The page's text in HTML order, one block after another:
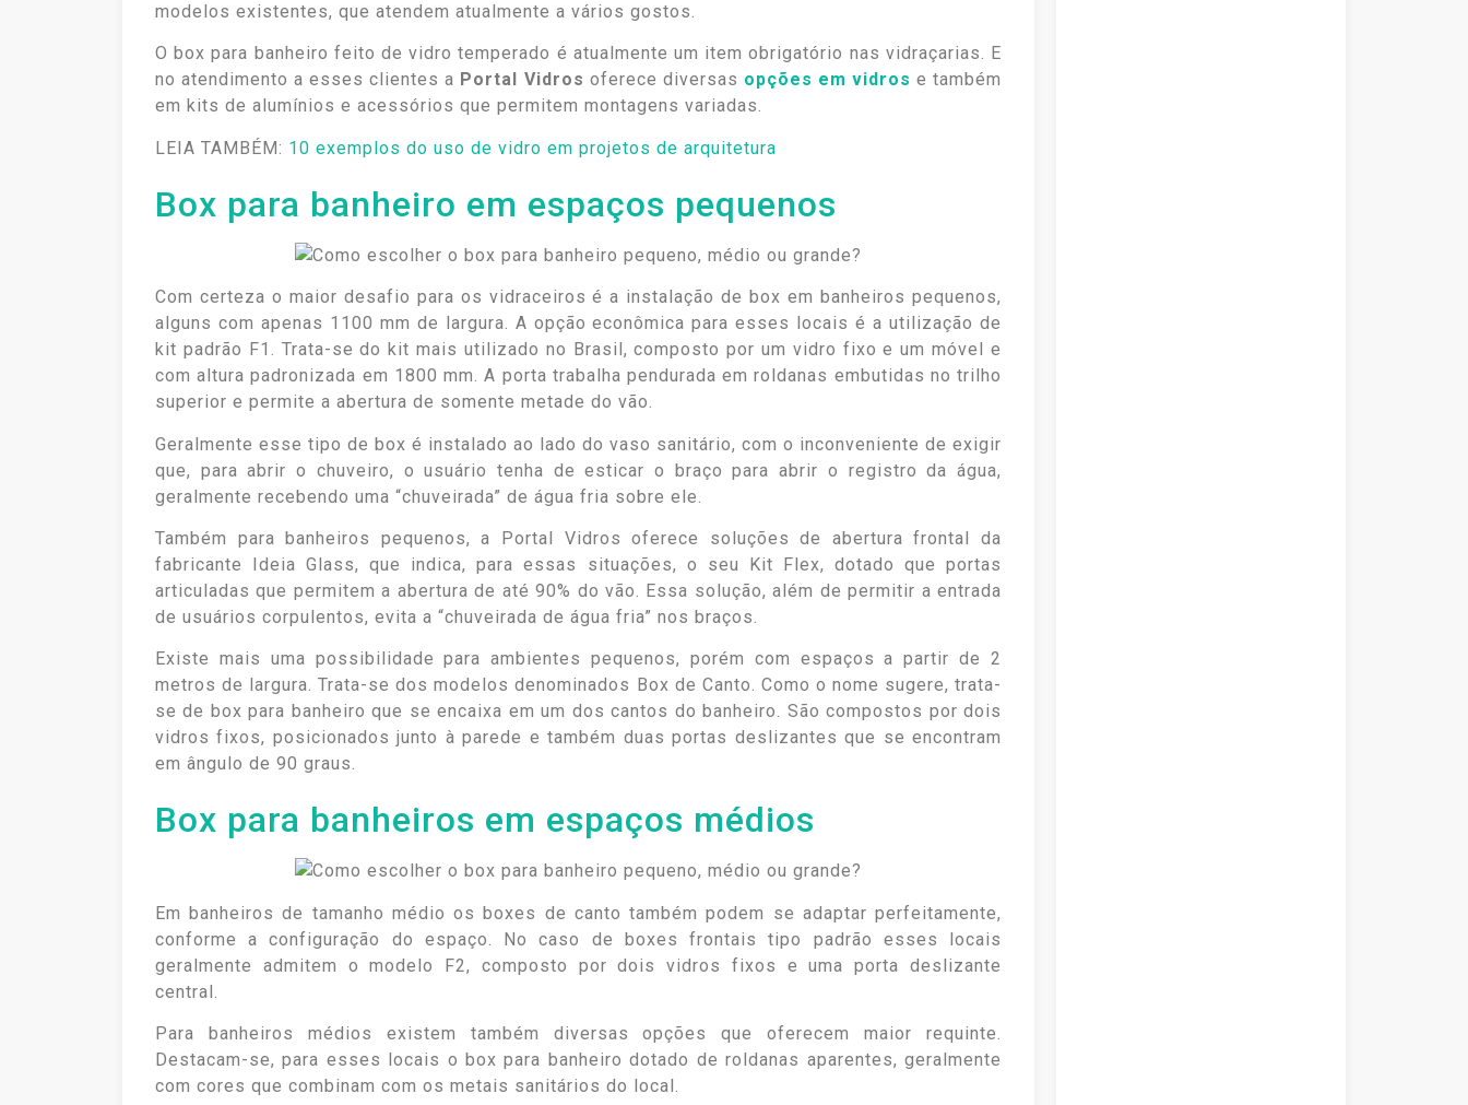
modelos existentes, que atendem atualmente a vários gostos.
O box para banheiro feito de vidro temperado é atualmente um item obrigatório nas vidraçarias. E
no atendimento a esses clientes a Portal Vidros oferece diversas opções em vidros e também
em kits de alumínios e acessórios que permitem montagens variadas.
LEIA TAMBÉM: 10 exemplos do uso de vidro em projetos de arquitetura
Box para banheiro em espaços pequenos
Com certeza o maior desafio para os vidraceiros é a instalação de box em banheiros pequenos,
alguns com apenas 1100 mm de largura. A opção econômica para esses locais é a utilização de
kit padrão F1. Trata-se do kit mais utilizado no Brasil, composto por um vidro fixo e um móvel e
com altura padronizada em 1800 mm. A porta trabalha pendurada em roldanas embutidas no trilho
superior e permite a abertura de somente metade do vão.
Geralmente esse tipo de box é instalado ao lado do vaso sanitário, com o inconveniente de exigir
que, para abrir o chuveiro, o usuário tenha de esticar o braço para abrir o registro da água,
geralmente recebendo uma “chuveirada” de água fria sobre ele.
Também para banheiros pequenos, a Portal Vidros oferece soluções de abertura frontal da
fabricante Ideia Glass, que indica, para essas situações, o seu Kit Flex, dotado que portas
articuladas que permitem a abertura de até 90% do vão. Essa solução, além de permitir a entrada
de usuários corpulentos, evita a “chuveirada de água fria” nos braços.
Existe mais uma possibilidade para ambientes pequenos, porém com espaços a partir de 2
metros de largura. Trata-se dos modelos denominados Box de Canto. Como o nome sugere, trata-
se de box para banheiro que se encaixa em um dos cantos do banheiro. São compostos por dois
vidros fixos, posicionados junto à parede e também duas portas deslizantes que se encontram
em ângulo de 90 graus.
Box para banheiros em espaços médios
Em banheiros de tamanho médio os boxes de canto também podem se adaptar perfeitamente,
conforme a configuração do espaço. No caso de boxes frontais tipo padrão esses locais
geralmente admitem o modelo F2, composto por dois vidros fixos e uma porta deslizante
central.
Para banheiros médios existem também diversas opções que oferecem maior requinte.
Destacam-se, para esses locais o box para banheiro dotado de roldanas aparentes, geralmente
com cores que combinam com os metais sanitários do local.